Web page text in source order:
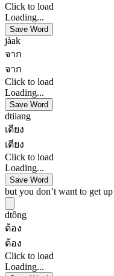
Click to load
Loading...
Save Word
jàak
จาก
จาก
Click to load
Loading...
Save Word
dtiiang
เตียง
เตียง
Click to load
Loading...
Save Word
but you don’t want to get
dtông
ต้อง
ต้อง
Click to load
Loading...